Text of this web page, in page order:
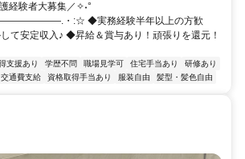
経験者大募集／✧˖°
・:☆ ◆実務経験半年以上の方歓
て安定収入♪ ◆昇給＆賞与あり！頑張りを還元！
支援あり 学歴不問 職場見学可 住宅手当あり
研修あり
交通費支給 資格取得手当あり 服装自由 髪型・髪色自由